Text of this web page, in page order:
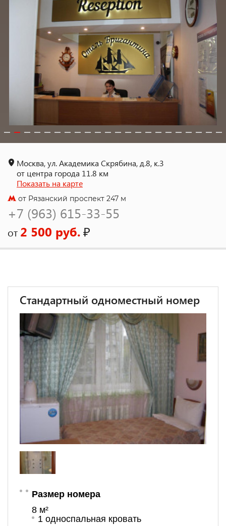
Москва, ул. Академика Скрябина, д.8, к.3
от центра города 11.8 км
Показать на карте
от Рязанский проспект 247 м
+7 (963) 615-33-55
от 2 500 руб.₽
Стандартный одноместный номер
Размер номера
8 м²
1 односпальная кровать